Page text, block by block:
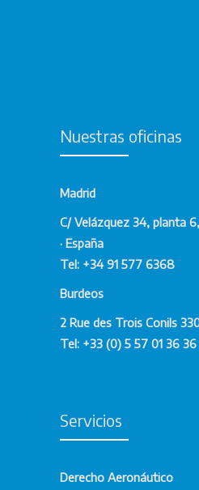
Nuestras oficinas
Madrid
C/ Velázquez 34, planta
· España
Tel: +34 91 577 6368
Burdeos
2 Rue des Trois Conils
Tel: +33 (0) 5 57 01 36 36
Servicios
Derecho Aeronáutico